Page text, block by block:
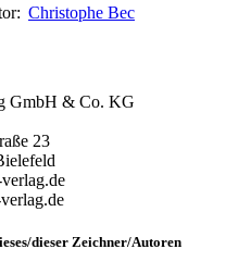
Christophe Bec
GmbH & Co. KG
23
dieser Zeichner/Autoren